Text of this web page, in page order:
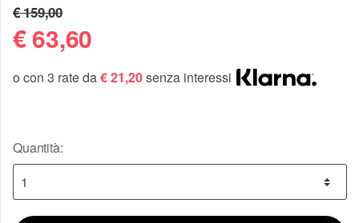
€ 159,00
€63,60
o con 3 rate da€ 21,20senza interessi
Quantità: